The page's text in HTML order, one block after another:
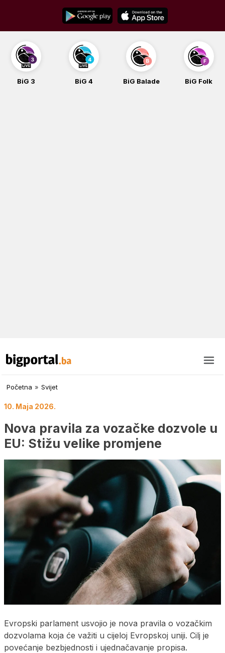
content
BiG Balade BiG Folk
Početna » Svijet
10. Maja 2026.
Nova pravila za vozačke dozvole u
EU: Stižu velike promjene
Evropski parlament usvojio je nova pravila o vozačkim
dozvolama koja će važiti u cijeloj Evropskoj uniji. Cilj je
povećanje bezbjednosti i ujednačavanje propisa.